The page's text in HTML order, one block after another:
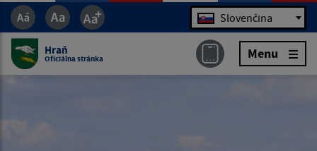
Jazyk Slovenčina
Hraň
Oficiálna stránka Menu